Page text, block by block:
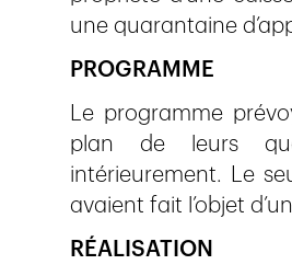
une quarantaine
PROGRAMME
Le programme
plan de leurs
intérieurement. Le
avaient fait l’objet
RÉALISATION